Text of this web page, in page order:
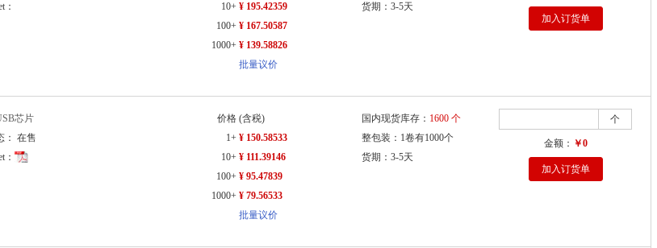
：
10+ ¥ 195.42359
100+ ¥ 167.50587
1000+ ¥ 139.58826
批量议价
货期：3-5天
加入订货单
芯片
： 在售
：
价格 (含税)
1+ ¥ 150.58533
10+ ¥ 111.39146
100+ ¥ 95.47839
1000+ ¥ 79.56533
批量议价
国内现货库存： 1600 个
整包装：1卷有1000个
货期：3-5天
个
金额： ￥0
加入订货单